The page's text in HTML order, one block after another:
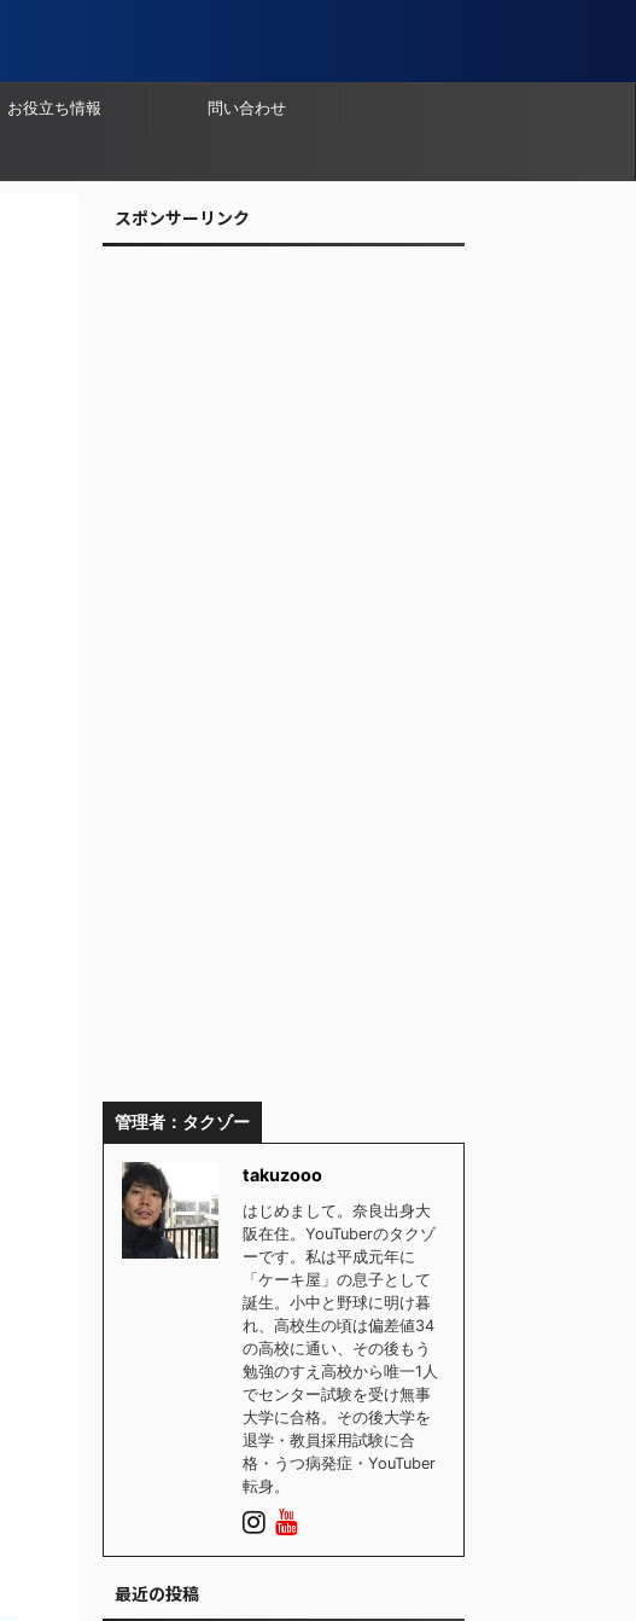
お役立ち情報 問い合わせ
スポンサーリンク
管理者：タクゾー
takuzooo
はじめまして。奈良出身大
阪在住。YouTuberのタクゾ
ーです。私は平成元年に
「ケーキ屋」の息子として
誕生。小中と野球に明け暮
れ、高校生の頃は偏差値34
の高校に通い、その後もう
勉強のすえ高校から唯一1人
でセンター試験を受け無事
大学に合格。その後大学を
退学・教員採用試験に合
格・うつ病発症・YouTuber
転身。
最近の投稿